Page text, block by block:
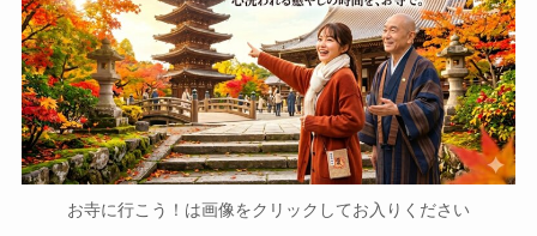
お寺に行こう！は画像をクリックしてお入りください